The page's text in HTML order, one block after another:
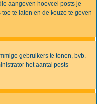
aangeven hoeveel posts je
te laten en de keuze te geven
gebruikers te tonen, bvb.
het aantal posts